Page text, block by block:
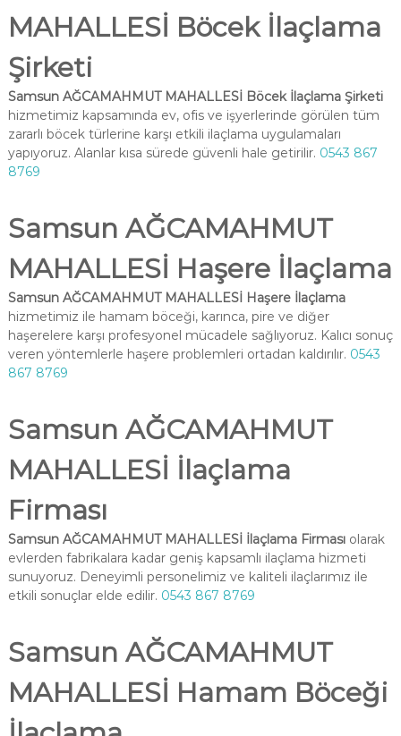
MAHALLESİ Böcek İlaçlama
Şirketi
Samsun AĞCAMAHMUT MAHALLESİ Böcek İlaçlama Şirketi
hizmetimiz kapsamında ev, ofis ve işyerlerinde görülen tüm
zararlı böcek türlerine karşı etkili ilaçlama uygulamaları
yapıyoruz. Alanlar kısa sürede güvenli hale getirilir. 0543 867
8769
Samsun AĞCAMAHMUT
MAHALLESİ Haşere İlaçlama
Samsun AĞCAMAHMUT MAHALLESİ Haşere İlaçlama
hizmetimiz ile hamam böceği, karınca, pire ve diğer
haşerelere karşı profesyonel mücadele sağlıyoruz. Kalıcı sonuç
veren yöntemlerle haşere problemleri ortadan kaldırılır. 0543
867 8769
Samsun AĞCAMAHMUT
MAHALLESİ İlaçlama
Firması
Samsun AĞCAMAHMUT MAHALLESİ İlaçlama Firmasıolarak
evlerden fabrikalara kadar geniş kapsamlı ilaçlama hizmeti
sunuyoruz. Deneyimli personelimiz ve kaliteli ilaçlarımız ile
etkili sonuçlar elde edilir. 0543 867 8769
Samsun AĞCAMAHMUT
MAHALLESİ Hamam Böceği